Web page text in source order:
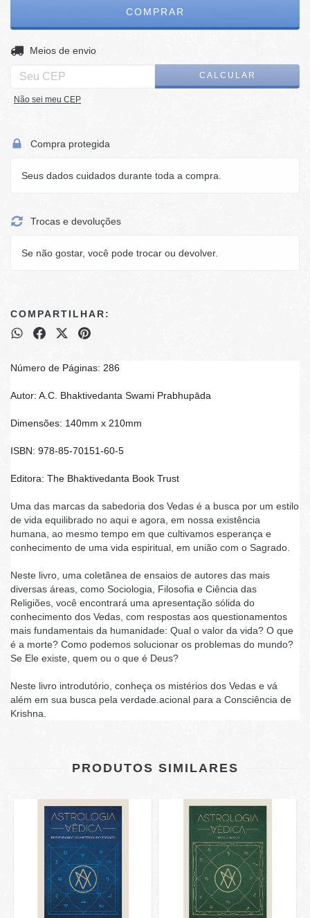
Entregas para o CEP:
Meios de envio
CALCULAR
Não sei meu CEP
Compra protegida
Seus dados cuidados durante toda a compra.
Trocas e devoluções
Se não gostar, você pode trocar ou devolver.
COMPARTILHAR:
Número de Páginas: 286
Autor: A.C. Bhaktivedanta Swami Prabhupāda
Dimensões: 140mm x 210mm
ISBN: 978-85-70151-60-5
Editora: The Bhaktivedanta Book Trust
Uma das marcas da sabedoria dos Vedas é a busca por um estilo
de vida equilibrado no aqui e agora, em nossa existência
humana, ao mesmo tempo em que cultivamos esperança e
conhecimento de uma vida espiritual, em união com o Sagrado.
Neste livro, uma coletânea de ensaios de autores das mais
diversas áreas, como Sociologia, Filosofia e Ciência das
Religiões, você encontrará uma apresentação sólida do
conhecimento dos Vedas, com respostas aos questionamentos
mais fundamentais da humanidade: Qual o valor da vida? O que
é a morte? Como podemos solucionar os problemas do mundo?
Se Ele existe, quem ou o que é Deus?
Neste livro introdutório, conheça os mistérios dos Vedas e vá
além em sua busca pela verdade.acional para a Consciência de
Krishna.
PRODUTOS SIMILARES